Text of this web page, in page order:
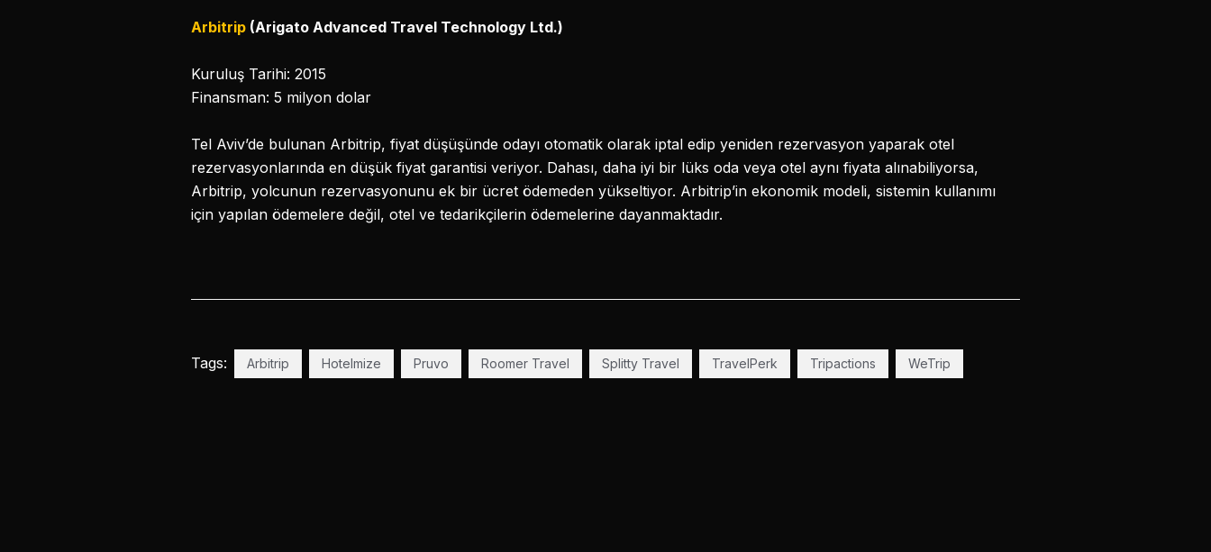
Arbitrip (Arigato Advanced Travel Technology Ltd.)
Kuruluş Tarihi: 2015
Finansman: 5 milyon dolar
Tel Aviv’de bulunan Arbitrip, fiyat düşüşünde odayı otomatik olarak iptal edip yeniden rezervasyon yaparak otel
rezervasyonlarında en düşük fiyat garantisi veriyor. Dahası, daha iyi bir lüks oda veya otel aynı fiyata alınabiliyorsa,
Arbitrip, yolcunun rezervasyonunu ek bir ücret ödemeden yükseltiyor. Arbitrip’in ekonomik modeli, sistemin kullanımı
için yapılan ödemelere değil, otel ve tedarikçilerin ödemelerine dayanmaktadır.
Tags: Arbitrip Hotelmize Pruvo Roomer Travel Splitty Travel TravelPerk Tripactions WeTrip